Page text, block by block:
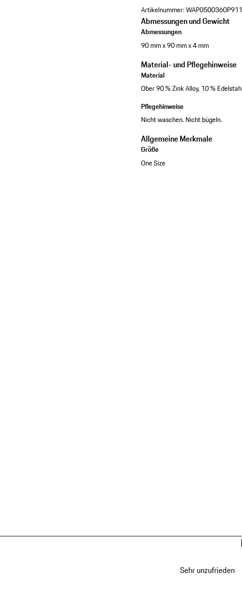
Artikelnummer:WAP0500360P911
Abmessungen und Gewicht
Abmessungen
90 mm x 90 mm x 4 mm
Material- und Pflegehinweise
Material
Ober 90 % Zink Alloy, 10 %
Pflegehinweise
Nicht waschen. Nicht bügeln.
Allgemeine Merkmale
Größe
One Size
Sehr unzufrieden